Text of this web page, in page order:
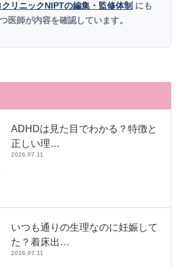
クリニックNIPTの編集・監修体制 にも
医師が内容を確認しています。
ADHDは見た目でわかる？特徴と
正しい理…
2026.07.11
いつも通りの生理なのに妊娠して
た？着床出…
2026.07.11